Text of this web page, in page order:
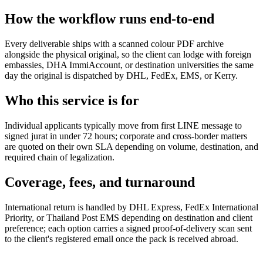
How the workflow runs end-to-end
Every deliverable ships with a scanned colour PDF archive
alongside the physical original, so the client can lodge with foreign
embassies, DHA ImmiAccount, or destination universities the same
day the original is dispatched by DHL, FedEx, EMS, or Kerry.
Who this service is for
Individual applicants typically move from first LINE message to
signed jurat in under 72 hours; corporate and cross-border matters
are quoted on their own SLA depending on volume, destination, and
required chain of legalization.
Coverage, fees, and turnaround
International return is handled by DHL Express, FedEx International
Priority, or Thailand Post EMS depending on destination and client
preference; each option carries a signed proof-of-delivery scan sent
to the client's registered email once the pack is received abroad.